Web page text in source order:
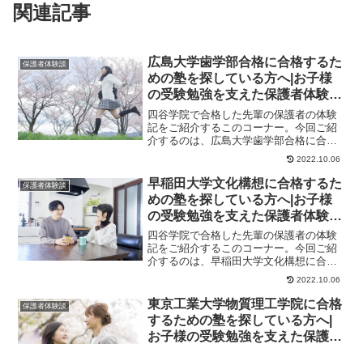
関連記事
保護者体験談
広島大学歯学部合格に合格するた
めの塾を探している方へ|お子様
の受験勉強を支えた保護者体験
談！大学受験予備校四谷学院
四谷学院で合格した先輩の保護者の体験
記をご紹介するこのコーナー。今回ご紹
介するのは、広島大学歯学部合格に合格
したさんのお母様のストーリーです。保
2022.10.06
保護者体験談
早稲田大学文化構想に合格するた
めの塾を探している方へ|お子様
の受験勉強を支えた保護者体験
談！大学受験予備校四谷学院
四谷学院で合格した先輩の保護者の体験
記をご紹介するこのコーナー。今回ご紹
介するのは、早稲田大学文化構想に合格
したくんのお母様のストーリーです。保
2022.10.06
保護者体験談
東京工業大学物質理工学院に合格
するための塾を探している方へ|
お子様の受験勉強を支えた保護者